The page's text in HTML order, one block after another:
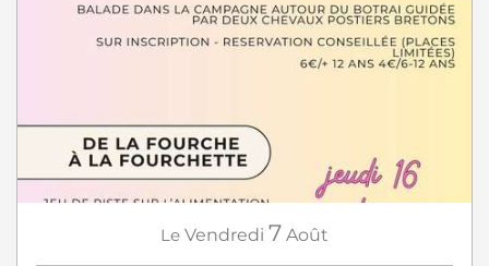
Le Vendredi 7 Août